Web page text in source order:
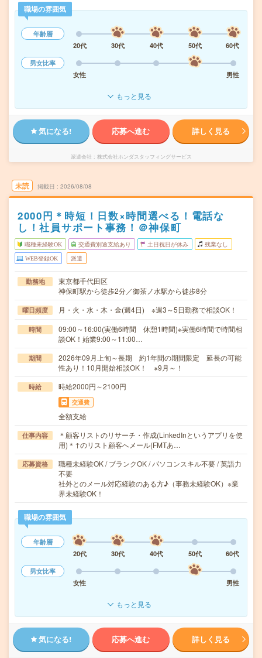
職場の雰囲気
年齢層
20代
30代 40代 50代
60代
男女比率
女性
男性
もっと見る
気になる! 応募へ進む 詳しく見る
派遣会社 株式会社ホンダスタッフィングサービス
未読 掲載日 2026/08/08
2000円＊時短！日数×時間選べる！電話な
し！社員サポート事務！＠神保町
職種未経験OK 交通費別途支給あり 土日祝日が休み 残業なし
WEB登録OK 派遣
勤務地
東京都千代田区
神保町駅から徒歩2分／御茶ノ水駅から徒歩8分
曜日頻度 月・火・水・木・金(週4日) ※週3～5日勤務で相談OK！
時間
09:00～16:00(実働6時間 休憩1時間)※実働6時間で時間相
談OK！始業9:00～11:00…
期間
2026年09月上旬～長期 約1年間の期間限定 延長の可能
性あり！10月開始相談OK！ ※9月～！
時給 時給2000円～2100円
交通費
全額支給
仕事内容
＊顧客リストのリサーチ・作成(LinkedInというアプリを使
用)＊↑のリスト顧客へメール(FMTあ…
応募資格
職種未経験OK / ブランクOK / パソコンスキル不要 / 英語力
不要
社外とのメール対応経験のある方♪（事務未経験OK）※業
界未経験OK！
職場の雰囲気
年齢層
20代
30代 40代 50代
60代
男女比率
女性
男性
もっと見る
気になる! 応募へ進む 詳しく見る